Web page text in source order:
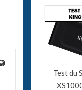
Test du